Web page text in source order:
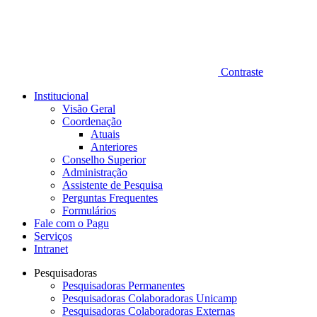
Contraste
Institucional
Visão Geral
Coordenação
Atuais
Anteriores
Conselho Superior
Administração
Assistente de Pesquisa
Perguntas Frequentes
Formulários
Fale com o Pagu
Serviços
Intranet
Pesquisadoras
Pesquisadoras Permanentes
Pesquisadoras Colaboradoras Unicamp
Pesquisadoras Colaboradoras Externas